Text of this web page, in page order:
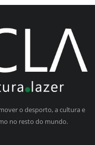
o desporto, a cultura e
no resto do mundo.